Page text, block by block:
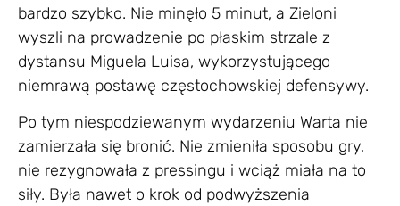
bardzo szybko. Nie minęło 5 minut, a Zieloni
wyszli na prowadzenie po płaskim strzale z
dystansu Miguela Luisa, wykorzystującego
niemrawą postawę częstochowskiej defensywy.
Po tym niespodziewanym wydarzeniu Warta nie
zamierzała się bronić. Nie zmieniła sposobu gry,
nie rezygnowała z pressingu i wciąż miała na to
siły. Była nawet o krok od podwyższenia